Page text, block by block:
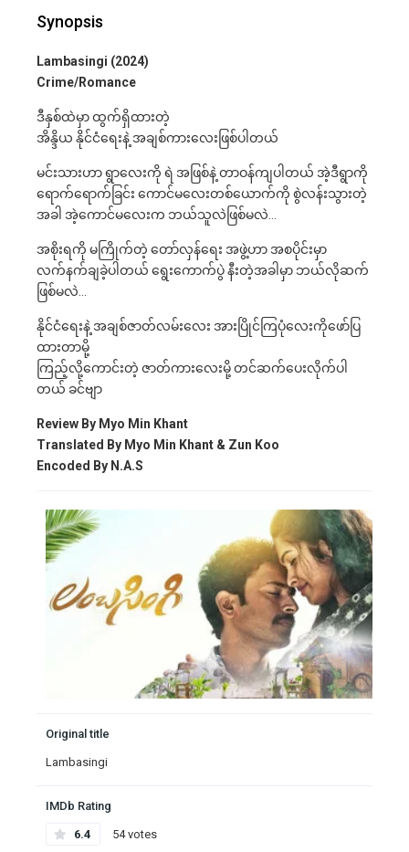
Synopsis
Lambasingi (2024)
Crime/Romance
ဒီနှစ်ထဲမှာ ထွက်ရှိထားတဲ့
အိန္ဒိယ နိုင်ငံရေးနဲ့ အချစ်ကားလေးဖြစ်ပါတယ်
မင်းသားဟာ ရွာ‌လေးကို ရဲ အဖြစ်နဲ့ တာဝန်ကျပါတယ် အဲ့ဒီရွာကို
ရောက်ရောက်ခြင်း ကောင်မလေးတစ်ယောက်ကို စွဲလန်းသွားတဲ့
အခါ အဲ့ကောင်မလေးက ဘယ်သူလဲဖြစ်မလဲ…
အစိုးရကို မကြိုက်တဲ့ တော်လှန်ရေး အဖွဲ့ဟာ အစပိုင်းမှာ
လက်နက်ချခဲ့ပါတယ် ရွေးကောက်ပွဲ နီးတဲ့အခါမှာ ဘယ်လိုဆက်
ဖြစ်မလဲ…
နိုင်ငံရေးနဲ့ အချစ်ဇာတ်လမ်းလေး အားပြိုင်ကြပုံလေးကိုဖော်ပြ
ထားတာမို့
ကြည့်လို့ကောင်းတဲ့ ဇာတ်ကားလေးမို့ တင်ဆက်ပေးလိုက်ပါ
တယ် ခင်ဗျာ
Review By Myo Min Khant
Translated By Myo Min Khant & Zun Koo
Encoded By N.A.S
Original title
Lambasingi
IMDb Rating
6.4 54 votes